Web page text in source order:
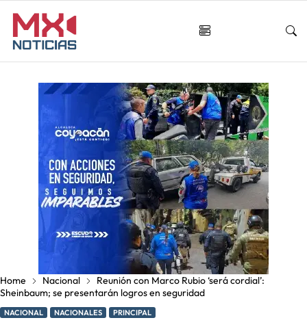
Home Nacional
Reunión con Marco Rubio ‘será cordial’:
Sheinbaum; se presentarán logros en seguridad
NACIONAL NACIONALES PRINCIPAL